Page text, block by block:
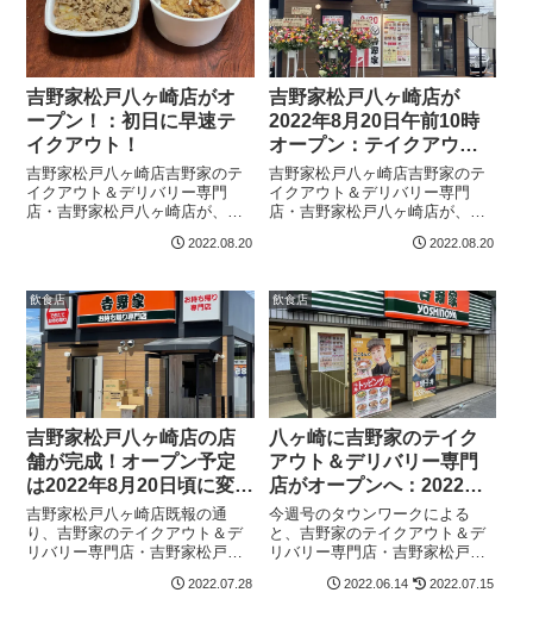
吉野家松戸八ヶ崎店がオ
ープン！：初日に早速テ
イクアウト！
吉野家松戸八ヶ崎店吉野家のテ
イクアウト＆デリバリー専門
店・吉野家松戸八ヶ崎店が、
スモール松戸向かいの八ヶ崎1丁
しました。八ヶ崎に吉野家のテ
イクアウト＆デリバリー専門店
がオープン...
2022.08.20
吉野家松戸八ヶ崎店が
2022年8月20日午前10時
オープン：テイクアウト
＆デリバリー専門＆ドラ
イブスルー
吉野家松戸八ヶ崎店吉野家のテ
イクアウト＆デリバリー専門
店・吉野家松戸八ヶ崎店が、
スモール松戸向かいの八ヶ崎1丁
しました。本日の新聞折り込み
チラシには開店記念の以下のク
ーポンがつ...
2022.08.20
飲食店
吉野家松戸八ヶ崎店の店
舗が完成！オープン予定
は2022年8月20日頃に変
更：テイクアウト＆デリ
バリー専門＆ドライブス
ルー
吉野家松戸八ヶ崎店既報の通
り、吉野家のテイクアウト＆デ
リバリー専門店・吉野家松戸八
かいの八ヶ崎1丁目のけやき通り
2022.07.28
飲食店
八ヶ崎に吉野家のテイク
アウト＆デリバリー専門
店がオープンへ：2022年7
月中旬
今週号のタウンワークによる
と、吉野家のテイクアウト＆デ
リバリー専門店・吉野家松戸八
にオープンします。オープン時
2022.06.14 2022.07.15